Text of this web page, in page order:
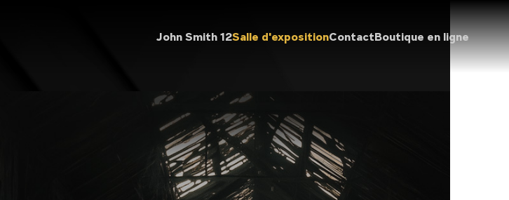
John Smith 12Salle d'expositionContactBoutique en ligne